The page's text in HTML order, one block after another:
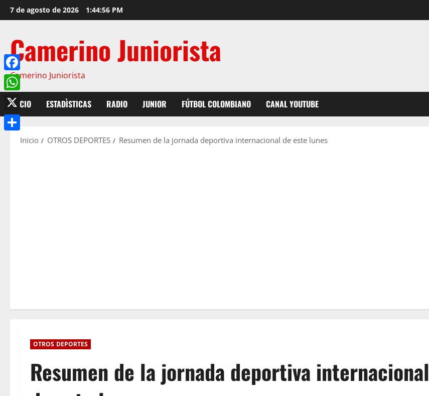
7 de agosto de 2026 1:44:57 PM
Camerino Juniorista
Camerino Juniorista
INICIO ESTADÌSTICAS RADIO JUNIOR FÚTBOL COLOMBIANO CANAL YOUTUBE
Inicio OTROS DEPORTES Resumen de la jornada deportiva internacional de este lunes
OTROS DEPORTES
Resumen de la jornada deportiva internacional
Facebook
WhatsApp
X
Compartir